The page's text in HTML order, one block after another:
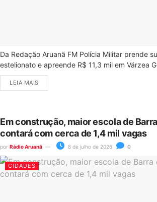
Da Redação Aruanã FM Polícia Militar prende
estelionato e apreende R$ 11,3 mil em Várzea
LEIA MAIS
Em construção, maior escola de
contará com cerca de 1,4 mil vagas
por Rádio Aruanã 8 de julho de 2026 0
CIDADES